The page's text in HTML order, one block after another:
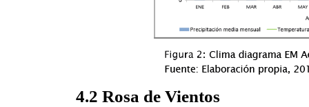
4.2 Rosa de Vientos